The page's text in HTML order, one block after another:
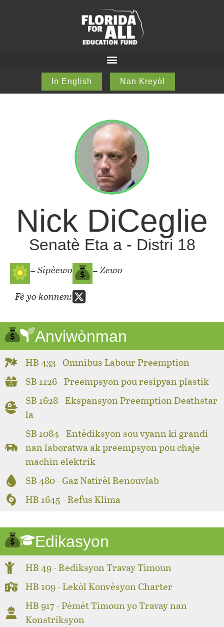
In English Nan Kreyòl
Nick DiCeglie
Senatè Eta a - Distri 18
= Sipèewo
= Zewo
Fè yo konnen:
Anviwònman
HB 433 - Omnibus Labour Preemption
SB 1126 - Preempsyon pou resipyan plastik
SB 1628 - Ekspansyon Preemption Deathstar
la
SB 1084 - Entèdiksyon sou vyann ki grandi
nan laboratwa ak preempsyon pou chaje
machin elektrik
SB 480 - Gaz Natirèl Renouvlab
HB 1645 - Refus Klima
Edikasyon
HB 49 - Rediksyon Travay Timoun
HB 109 - Lekòl Konvèsyon Charter
HB 917 - Pèmèt Timoun yo Travay nan
Konstriksyon